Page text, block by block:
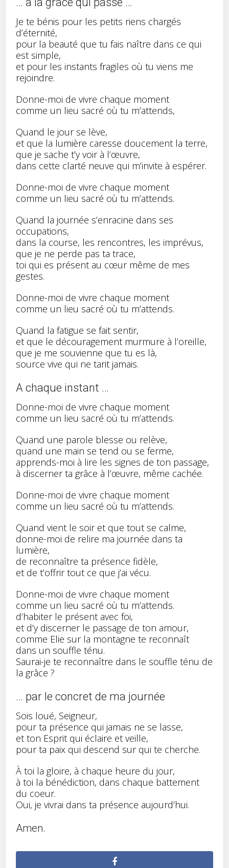
Je te bénis pour les petits riens chargés
d’éternité,
pour la beauté que tu fais naître dans ce qui
est simple,
et pour les instants fragiles où tu viens me
rejoindre.
Donne-moi de vivre chaque moment
comme un lieu sacré où tu m’attends,
Quand le jour se lève,
et que la lumière caresse doucement la terre,
que je sache t’y voir à l’œuvre,
dans cette clarté neuve qui m’invite à espérer.
Donne-moi de vivre chaque moment
comme un lieu sacré où tu m’attends.
Quand la journée s’enracine dans ses
occupations,
dans la course, les rencontres, les imprévus,
que je ne perde pas ta trace,
toi qui es présent au cœur même de mes
gestes.
Donne-moi de vivre chaque moment
comme un lieu sacré où tu m’attends.
Quand la fatigue se fait sentir,
et que le découragement murmure à l’oreille,
que je me souvienne que tu es là,
source vive qui ne tarit jamais.
A chaque instant …
Donne-moi de vivre chaque moment
comme un lieu sacré où tu m’attends.
Quand une parole blesse ou relève,
quand une main se tend ou se ferme,
apprends-moi à lire les signes de ton passage,
à discerner ta grâce à l’œuvre, même cachée.
Donne-moi de vivre chaque moment
comme un lieu sacré où tu m’attends.
Quand vient le soir et que tout se calme,
donne-moi de relire ma journée dans ta
lumière,
de reconnaître ta présence fidèle,
et de t’offrir tout ce que j’ai vécu.
Donne-moi de vivre chaque moment
comme un lieu sacré où tu m’attends.
d’habiter le présent avec foi,
et d’y discerner le passage de ton amour,
comme Elie sur la montagne te reconnaît
dans un souffle ténu.
Saurai-je te reconnaître dans le souffle ténu de
la grâce ?
… par le concret de ma journée
Sois loué, Seigneur,
pour ta présence qui jamais ne se lasse,
et ton Esprit qui éclaire et veille,
pour ta paix qui descend sur qui te cherche.
À toi la gloire, à chaque heure du jour,
à toi la bénédiction, dans chaque battement
du coeur.
Oui, je vivrai dans ta présence aujourd’hui.
Amen.